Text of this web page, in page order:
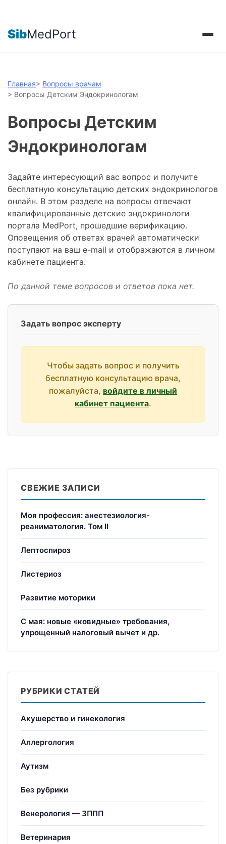
SibMedPort
Главная> Вопросы врачам
> Вопросы Детским Эндокринологам
Вопросы Детским
Эндокринологам
Задайте интересующий вас вопрос и получите
бесплатную консультацию детских эндокринологов
онлайн. В этом разделе на вопросы отвечают
квалифицированные детские эндокринологи
портала MedPort, прошедшие верификацию.
Оповещения об ответах врачей автоматически
поступают на ваш e-mail и отображаются в личном
кабинете пациента.
По данной теме вопросов и ответов пока нет.
Задать вопрос эксперту
Чтобы задать вопрос и получить
бесплатную консультацию врача,
пожалуйста, войдите в личный
кабинет пациента.
СВЕЖИЕ ЗАПИСИ
Моя профессия: анестезиология-
реаниматология. Том II
Лептоспироз
Листериоз
Развитие моторики
С мая: новые «ковидные» требования,
упрощенный налоговый вычет и др.
РУБРИКИ СТАТЕЙ
Акушерство и гинекология
Аллергология
Аутизм
Без рубрики
Венерология — ЗППП
Ветеринария